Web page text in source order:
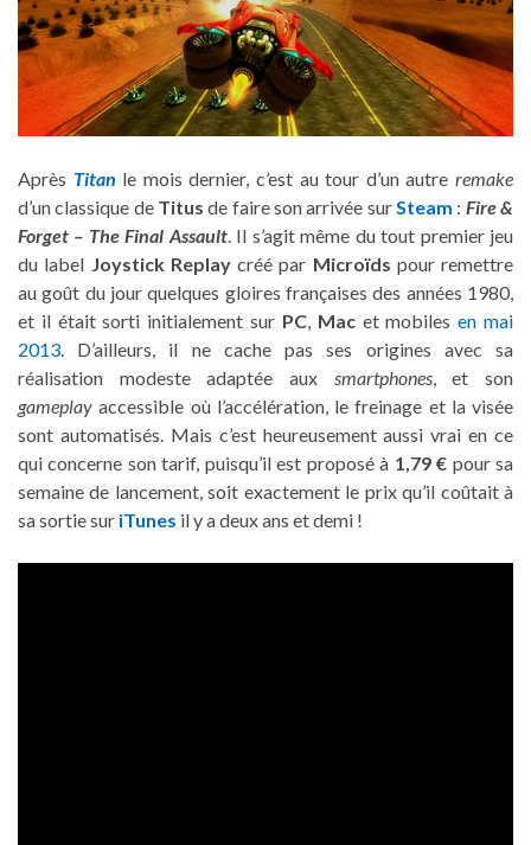
Après Titan le mois dernier, c’est au tour d’un autreremake
d’un classique de Titus de faire son arrivée surSteam : Fire &
Forget – The Final Assault. Il s’agit même du tout premier jeu
du label Joystick Replaycréé par Microïds pour remettre
au goût du jour quelques gloires françaises des années 1980,
et il était sorti initialement sur PC, Macet mobilesen mai
2013. D’ailleurs, il ne cache pas ses origines avec sa
réalisation modeste adaptée aux smartphones, et son
gameplay accessible où l’accélération, le freinage et la visée
sont automatisés. Mais c’est heureusement aussi vrai en ce
qui concerne son tarif, puisqu’il est proposé à 1,79 € pour sa
semaine de lancement, soit exactement le prix qu’il coûtait à
sa sortie sur iTunes il y a deux ans et demi !